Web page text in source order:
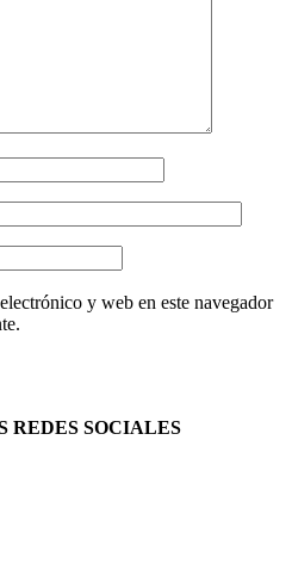
y web en este navegador
REDES SOCIALES